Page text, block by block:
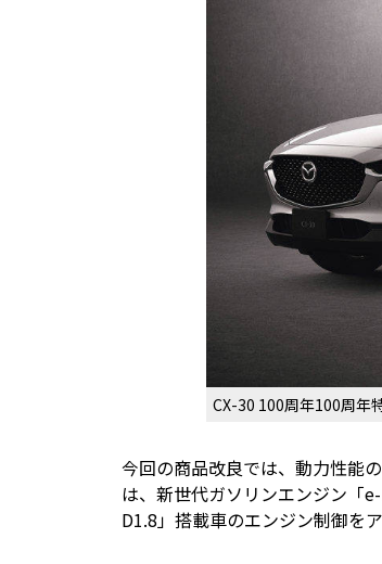
CX-30 100周年100周年
今回の商品改良では、動力性能
は、新世代ガソリンエンジン「
D1.8」搭載車のエンジン制御を